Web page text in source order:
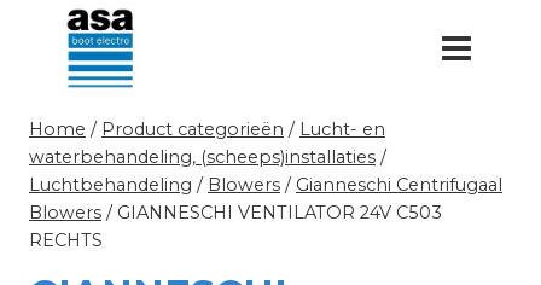
Doorgaan
inhoud
Home / Product categorieën / Lucht- en
waterbehandeling, (scheeps)installaties /
Luchtbehandeling / Blowers / Gianneschi Centrifugaal
Blowers / GIANNESCHI VENTILATOR 24V C503
RECHTS